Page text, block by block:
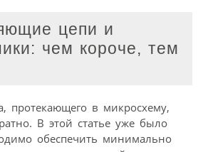
цепи и
чем короче, тем
протекающего в микросхему,
В этой статье уже было
обеспечить минимально